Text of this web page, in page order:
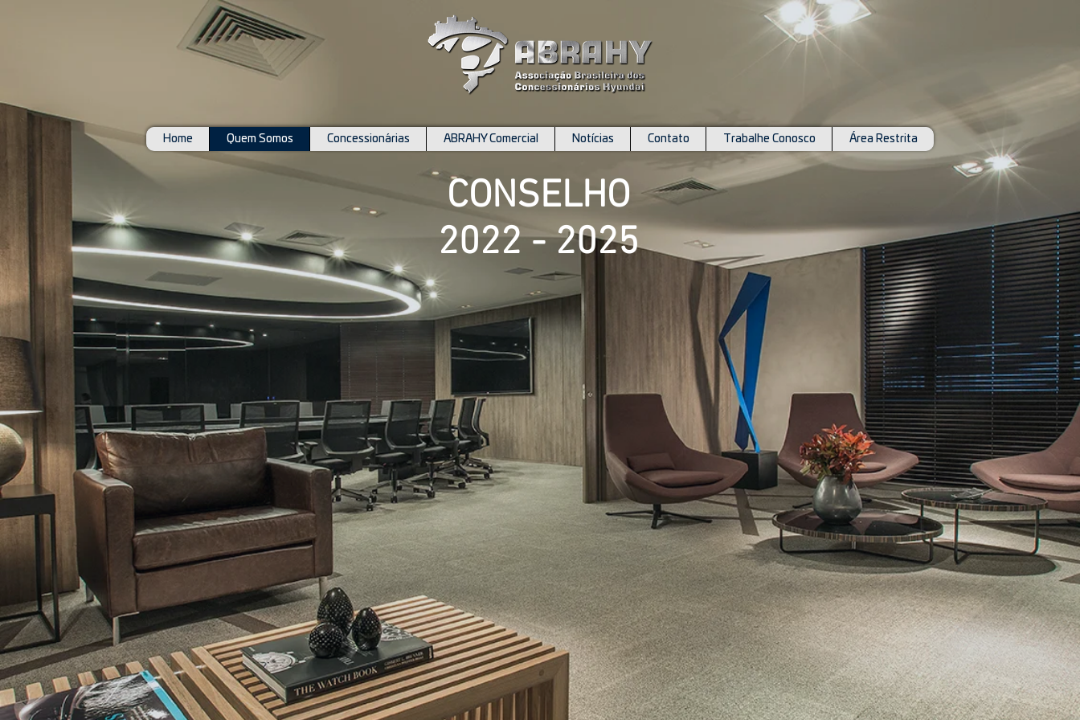
Home Quem Somos Concessionárias ABRAHY Comercial Notícias Contato Trabalhe Conosco Área Restrita
CONSELHO
2022 - 2025
Conselho Nacional
Região Norte
Djalma Bezerra Neto
Winston Diamantino (Suplente)
Conselho Nacional
Edson Akira Nagasava
Mirtillo Trombini (Suplente)
Região Nordeste
Hyrailton do Nascimento
Jose Tajra Sobrinho
João Paulo de Melo (Suplente)
Conselho Nacional
Região Sudeste
Ricardo Ferrari
Victor Hara
Arthur Guimarães (Suplente)
Marcos Andre Aguiar (Suplente)
Conselho Nacional
Região Centro-Oeste
Aral Moreira Conselho Fiscal
Henrique Menezes
Claudia Aparecida Felipe